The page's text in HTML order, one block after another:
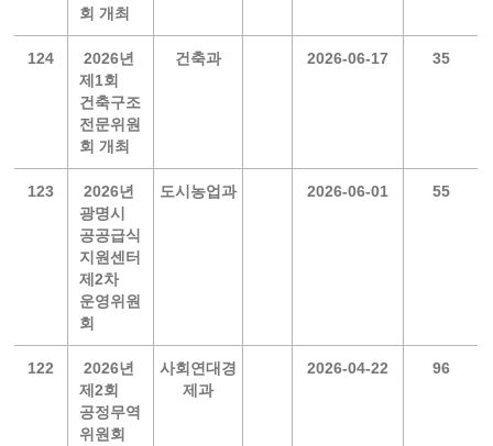
회 개최
124
2026년
제1회
건축구조
전문위원
회 개최
건축과 2026-06-17 35
123
2026년
광명시
공공급식
지원센터
제2차
운영위원
회
도시농업과 2026-06-01 55
122
2026년
제2회
공정무역
위원회
사회연대경
제과
2026-04-22 96